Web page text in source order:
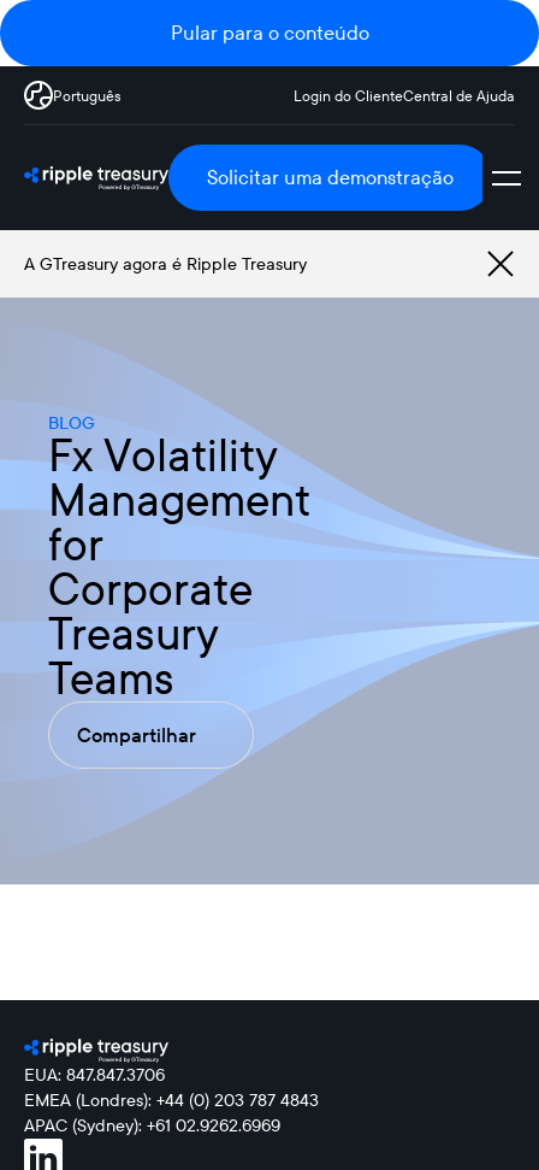
Pular para o conteúdo
Português Login do ClienteCentral de Ajuda
Solicitar uma demonstração
A GTreasury agora é Ripple Treasury
BLOG
Fx Volatility
Management
for
Corporate
Treasury
Teams
Compartilhar
EUA: 847.847.3706
EMEA (Londres): +44 (0) 203 787 4843
APAC (Sydney): +61 02.9262.6969